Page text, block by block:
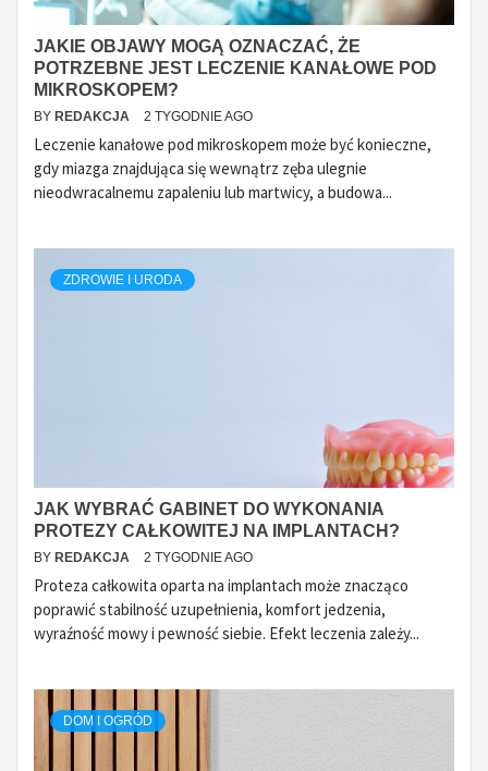
JAKIE OBJAWY MOGĄ OZNACZAĆ, ŻE
POTRZEBNE JEST LECZENIE KANAŁOWE POD
MIKROSKOPEM?
BY REDAKCJA 2 TYGODNIE AGO
Leczenie kanałowe pod mikroskopem może być konieczne,
gdy miazga znajdująca się wewnątrz zęba ulegnie
nieodwracalnemu zapaleniu lub martwicy, a budowa...
ZDROWIE I URODA
JAK WYBRAĆ GABINET DO WYKONANIA
PROTEZY CAŁKOWITEJ NA IMPLANTACH?
BY REDAKCJA 2 TYGODNIE AGO
Proteza całkowita oparta na implantach może znacząco
poprawić stabilność uzupełnienia, komfort jedzenia,
wyraźność mowy i pewność siebie. Efekt leczenia zależy...
DOM I OGRÓD